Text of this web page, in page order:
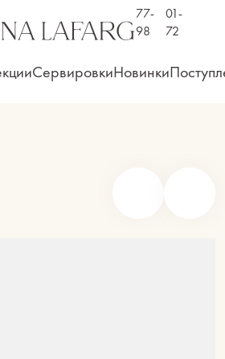
77-
98
01-
72
СервировкиНовинки